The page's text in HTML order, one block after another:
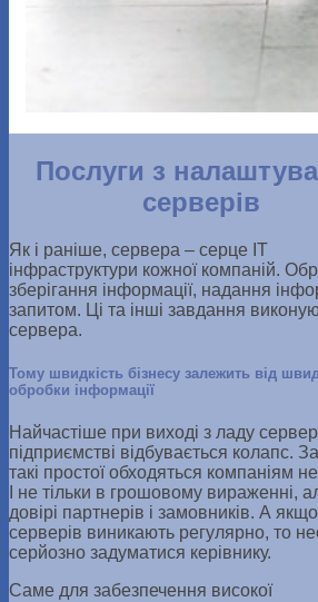
Послуги з
серверів
Як і раніше, сервера – серце ІТ
інфраструктури кожної компаній.
зберігання інформації, надання
запитом. Ці та інші завдання
сервера.
Тому швидкість бізнесу залежить від
обробки інформації
Найчастіше при виході з ладу
підприємстві відбувається колапс.
такі простої обходяться компаніям
І не тільки в грошовому вираженні,
довірі партнерів і замовників. А
серверів виникають регулярно, то
серйозно задуматися керівнику.
Саме для забезпечення високої